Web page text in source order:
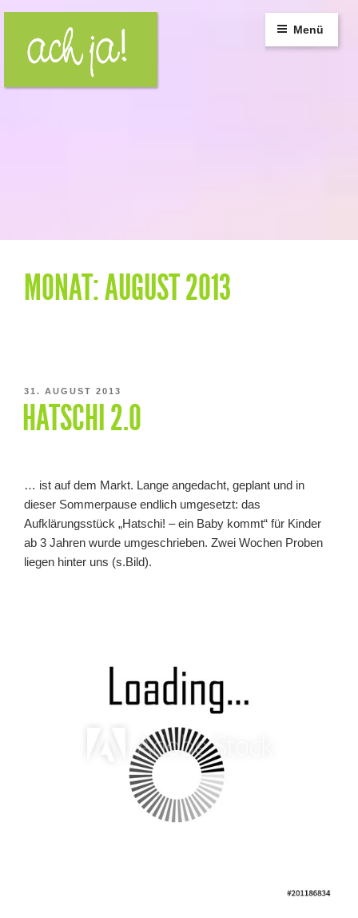
springen
Menü
MONAT:AUGUST 2013
VERÖFFENTLICHT
AM
31. AUGUST 2013
HATSCHI 2.0
… ist auf dem Markt. Lange angedacht, geplant und in
dieser Sommerpause endlich umgesetzt: das
Aufklärungsstück „Hatschi! – ein Baby kommt“ für Kinder
ab 3 Jahren wurde umgeschrieben. Zwei Wochen Proben
liegen hinter uns (s.Bild).